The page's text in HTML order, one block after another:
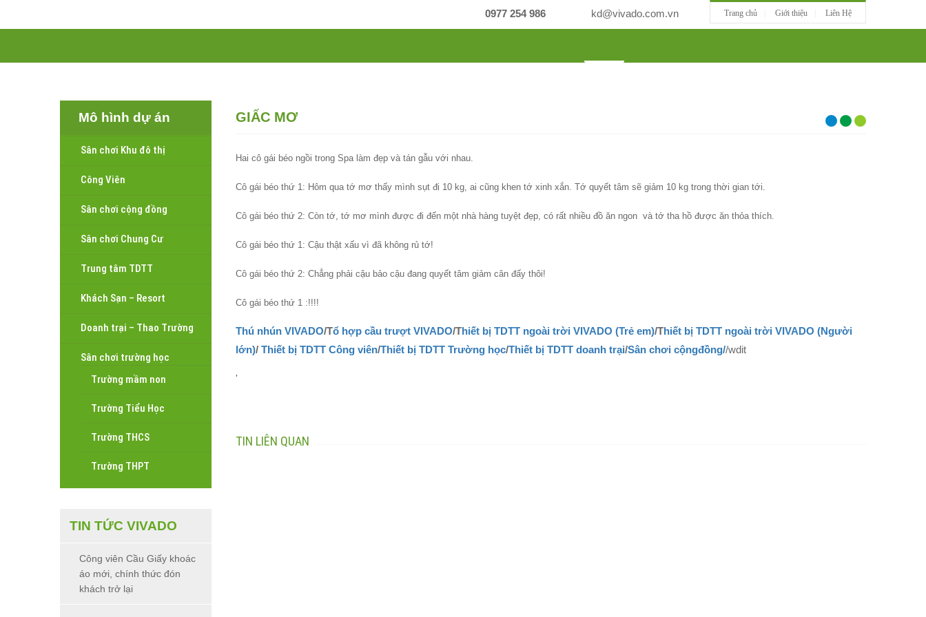
Trang chủ Giới thiệu Liên Hệ
0977 254 986 kd@vivado.com.vn
Mô hình dự án
Sân chơi Khu đô thị
Công Viên
Sân chơi cộng đồng
Sân chơi Chung Cư
Trung tâm TDTT
Khách Sạn – Resort
Doanh trại – Thao Trường
Sân chơi trường học
Trường mầm non
Trường Tiểu Học
Trường THCS
Trường THPT
TIN TỨC VIVADO
Công viên Cầu Giấy khoác
áo mới, chính thức đón
khách trở lại
GIẤC MƠ
Hai cô gái béo ngồi trong Spa làm đẹp và tán gẫu với nhau.
Cô gái béo thứ 1: Hôm qua tớ mơ thấy mình sụt đi 10 kg, ai cũng khen tớ xinh xắn. Tớ quyết tâm sẽ giảm 10 kg trong thời gian tới.
Cô gái béo thứ 2: Còn tớ, tớ mơ mình được đi đến một nhà hàng tuyệt đẹp, có rất nhiều đồ ăn ngon và tớ tha hồ được ăn thỏa thích.
Cô gái béo thứ 1: Cậu thật xấu vì đã không rủ tớ!
Cô gái béo thứ 2: Chẳng phải cậu bảo cậu đang quyết tâm giảm cân đấy thôi!
Cô gái béo thứ 1 :!!!!
Thú nhún VIVADO/Tổ hợp cầu trượt VIVADO/Thiết bị TDTT ngoài trời VIVADO (Trẻ em)/Thiết bị TDTT ngoài trời VIVADO (Người
lớn)/ Thiết bị TDTT Công viên/Thiết bị TDTT Trường học/Thiết bị TDTT doanh trại/Sân chơi cộngđồng//wdit
'
TIN LIÊN QUAN